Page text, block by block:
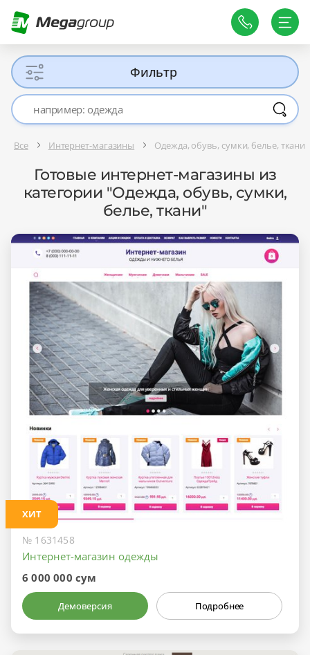
Фильтр
Все Интернет-магазины Одежда, обувь, сумки, белье, ткани
Готовые интернет-магазины из
категории "Одежда, обувь, сумки,
белье, ткани"
ХИТ
№ 1631458
Интернет-магазин одежды
6 000 000 сум
Демоверсия Подробнее